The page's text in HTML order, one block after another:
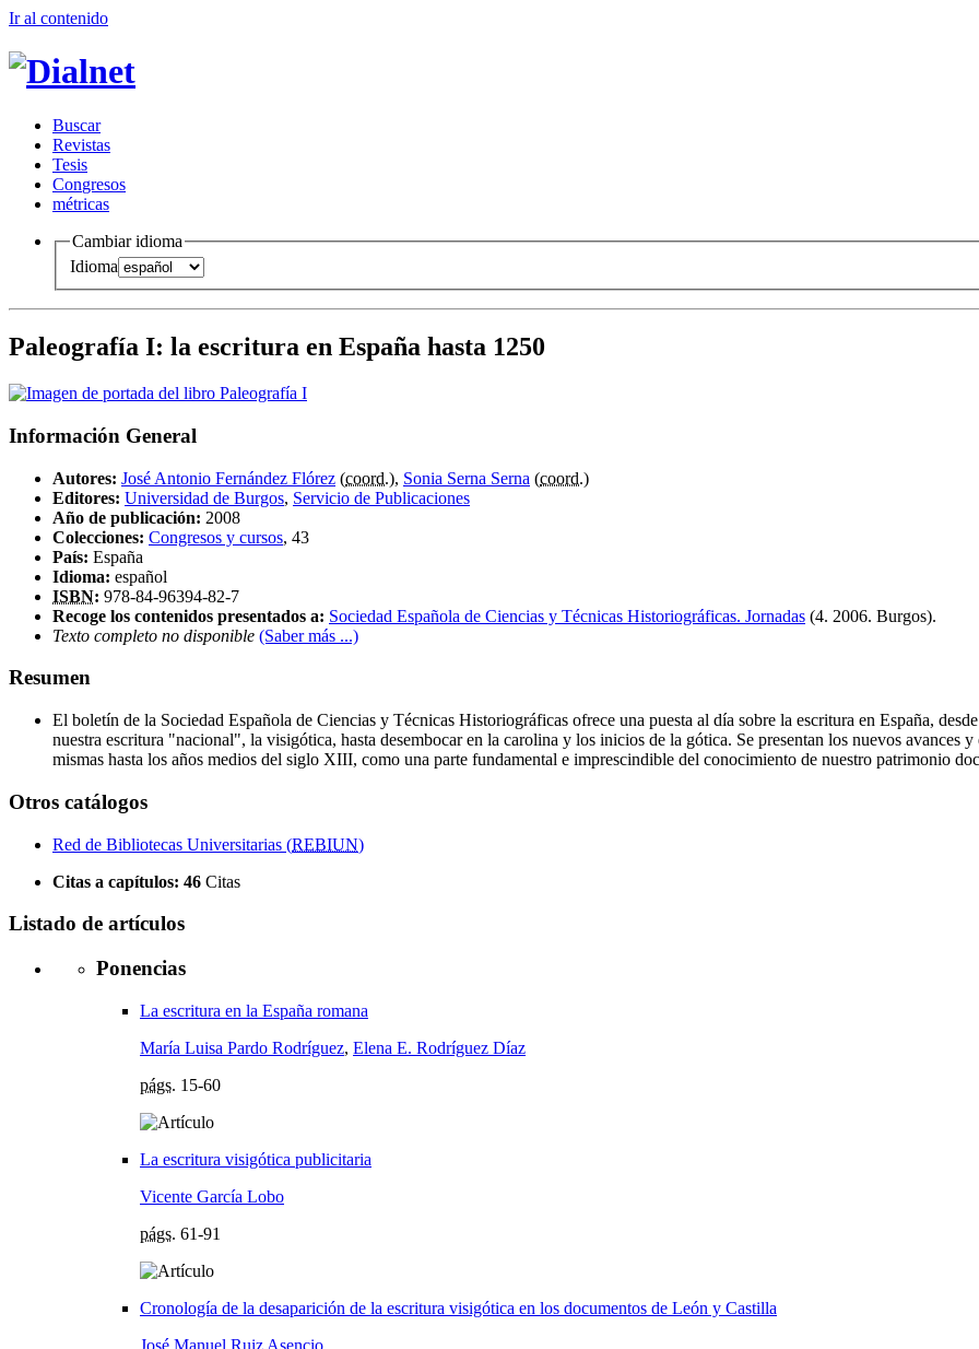
Ir al contenido
Buscar
Revistas
Tesis
Congresos
métricas
Cambiar idioma
Idioma
Paleografía I: la escritura en España hasta 1250
Información General
Autores: José Antonio Fernández Flórez (coord.), Sonia Serna Serna (coord.)
Editores: Universidad de Burgos, Servicio de Publicaciones
Año de publicación: 2008
Colecciones: Congresos y cursos, 43
País: España
Idioma: español
ISBN: 978-84-96394-82-7
Recoge los contenidos presentados a: Sociedad Española de Ciencias y Técnicas Historiográficas. Jornadas (4. 2006. Burgos).
Texto completo no disponible (Saber más ...)
Resumen
El boletín de la Sociedad Española de Ciencias y Técnicas Historiográficas ofrece una puesta al día sobre la escritura en España,
nuestra escritura "nacional", la visigótica, hasta desembocar en la carolina y los inicios de la gótica. Se presentan los nuevos avances
mismas hasta los años medios del siglo XIII, como una parte fundamental e imprescindible del conocimiento de nuestro patrimonio
Otros catálogos
Red de Bibliotecas Universitarias (REBIUN)
Citas a capítulos: 46 Citas
Listado de artículos
Ponencias
La escritura en la España romana
María Luisa Pardo Rodríguez, Elena E. Rodríguez Díaz
págs. 15-60
La escritura visigótica publicitaria
Vicente García Lobo
págs. 61-91
Cronología de la desaparición de la escritura visigótica en los documentos de León y Castilla
José Manuel Ruiz Asencio